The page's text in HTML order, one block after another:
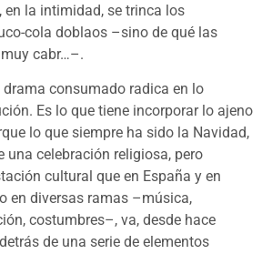
en la intimidad, se trinca los
cola doblaos –sino de qué las
cabr…–.
drama consumado radica en lo
Es lo que tiene incorporar lo ajeno
lo que siempre ha sido la Navidad,
una celebración religiosa, pero
cultural que en España y en
en diversas ramas –música,
costumbres–, va, desde hace
de una serie de elementos